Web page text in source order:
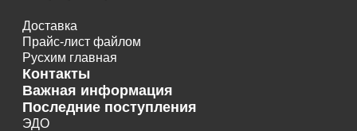
Доставка
Прайс-лист файлом
Русхим главная
Контакты
Важная информация
Последние поступления
ЭДО